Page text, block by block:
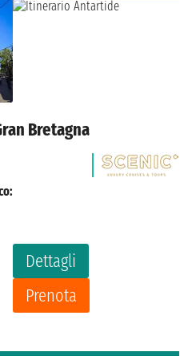
Bretagna
Dettagli
Prenota